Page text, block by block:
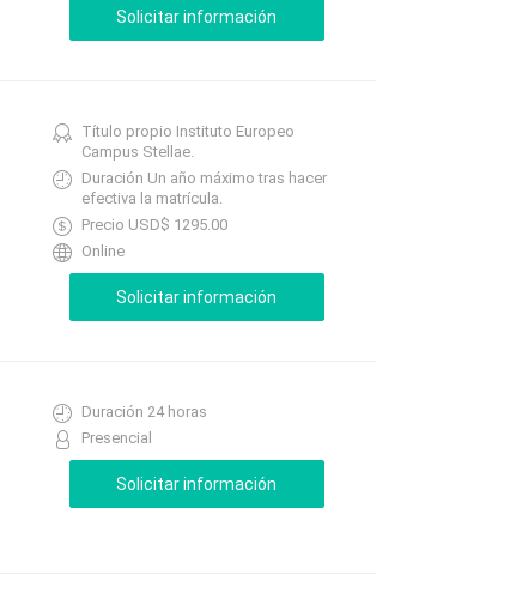
Título propio Instituto Europeo
Campus Stellae.
Duración Un año máximo tras hacer
efectiva la matrícula.
Precio USD$ 1295.00
Online
Duración 24 horas
Presencial